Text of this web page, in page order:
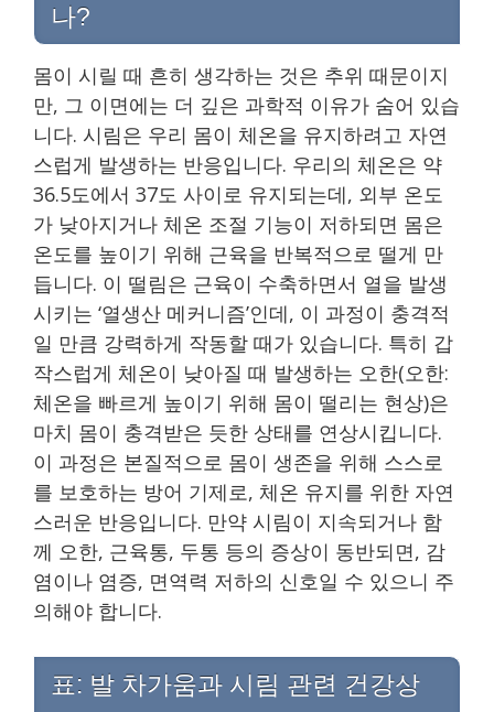
나?
몸이 시릴 때 흔히 생각하는 것은 추위 때문이지
만, 그 이면에는 더 깊은 과학적 이유가 숨어 있습
니다. 시림은 우리 몸이 체온을 유지하려고 자연
스럽게 발생하는 반응입니다. 우리의 체온은 약
36.5도에서 37도 사이로 유지되는데, 외부 온도
가 낮아지거나 체온 조절 기능이 저하되면 몸은
온도를 높이기 위해 근육을 반복적으로 떨게 만
듭니다. 이 떨림은 근육이 수축하면서 열을 발생
시키는 ‘열생산 메커니즘’인데, 이 과정이 충격적
일 만큼 강력하게 작동할 때가 있습니다. 특히 갑
작스럽게 체온이 낮아질 때 발생하는 오한(오한:
체온을 빠르게 높이기 위해 몸이 떨리는 현상)은
마치 몸이 충격받은 듯한 상태를 연상시킵니다.
이 과정은 본질적으로 몸이 생존을 위해 스스로
를 보호하는 방어 기제로, 체온 유지를 위한 자연
스러운 반응입니다. 만약 시림이 지속되거나 함
께 오한, 근육통, 두통 등의 증상이 동반되면, 감
염이나 염증, 면역력 저하의 신호일 수 있으니 주
의해야 합니다.
표: 발 차가움과 시림 관련 건강상